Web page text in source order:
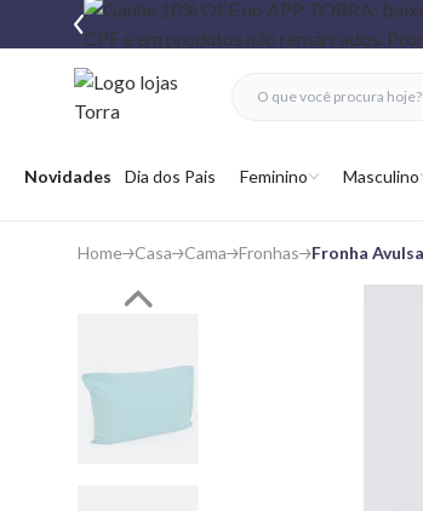
Abrir menu
Novidades Dia dos Pais Feminino Masculino
fechar menu
fechar menu
favoritos
Home Casa Cama Fronhas Fronha